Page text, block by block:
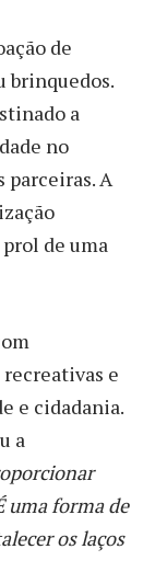
de
brinquedos.
a
no
A
de uma
e
e cidadania.
a
uma forma de
os laços